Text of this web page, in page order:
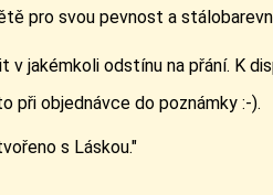
pro svou pevnost a
v jakémkoli odstínu na přání. K
při objednávce do poznámky :-).
s Láskou."